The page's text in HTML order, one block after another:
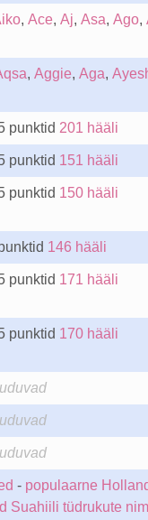
, Ace, Aj, Asa, Ago,
, Aggie, Aga,
punktid 201 hääli
punktid 151 hääli
punktid 150 hääli
146 hääli
punktid 171 hääli
punktid 170 hääli
- populaarne
Suahiili tüdrukute